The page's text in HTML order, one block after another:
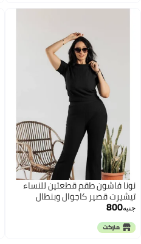
نونا فاشون طقم قطعتين للنساء
تيشيرت قصير كاجوال وبنطال
فضفاض بتصميم رياضي متميز لون
اسود خامه كوريشه ليكرا مستورد
جنيه800